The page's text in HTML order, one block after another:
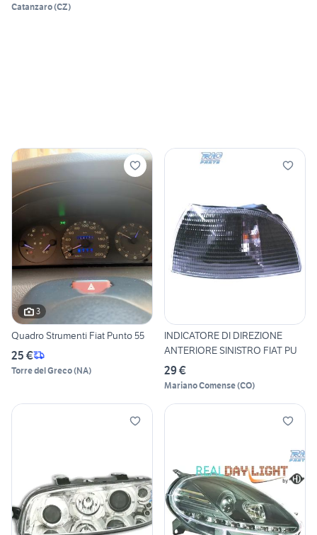
Catanzaro(CZ)
3
Quadro Strumenti Fiat Punto 55
25 €
Torre del Greco(NA)
INDICATORE DI DIREZIONE
ANTERIORE SINISTRO FIAT PU
29 €
Mariano Comense(CO)